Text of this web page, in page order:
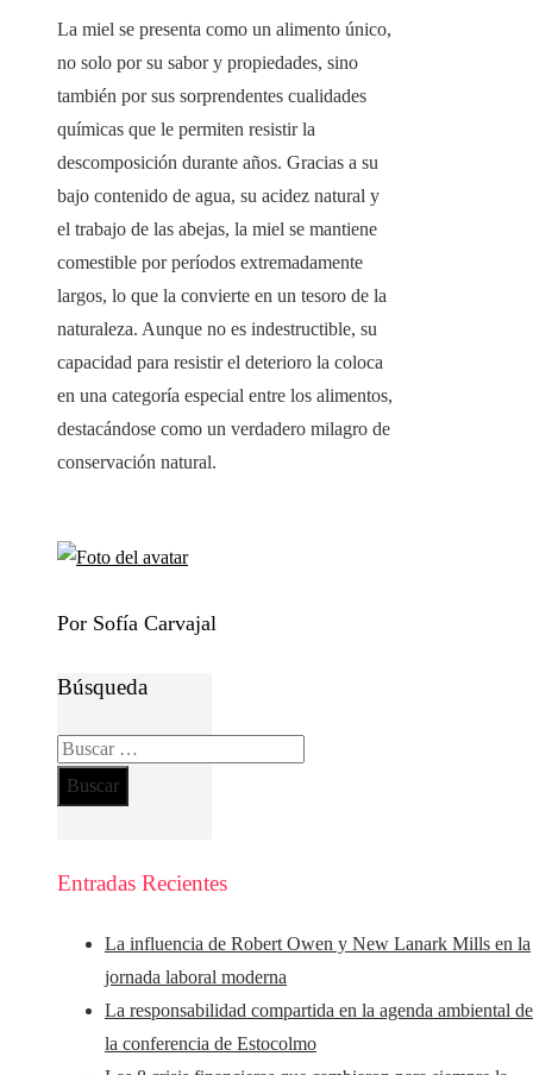
La miel se presenta como un alimento único,
no solo por su sabor y propiedades, sino
también por sus sorprendentes cualidades
químicas que le permiten resistir la
descomposición durante años. Gracias a su
bajo contenido de agua, su acidez natural y
el trabajo de las abejas, la miel se mantiene
comestible por períodos extremadamente
largos, lo que la convierte en un tesoro de la
naturaleza. Aunque no es indestructible, su
capacidad para resistir el deterioro la coloca
en una categoría especial entre los alimentos,
destacándose como un verdadero milagro de
conservación natural.
Por Sofía Carvajal
Búsqueda
Buscar:
Entradas Recientes
La influencia de Robert Owen y New Lanark Mills en la
jornada laboral moderna
La responsabilidad compartida en la agenda ambiental
la conferencia de Estocolmo